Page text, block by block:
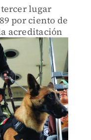
lugar
por ciento de
acreditación